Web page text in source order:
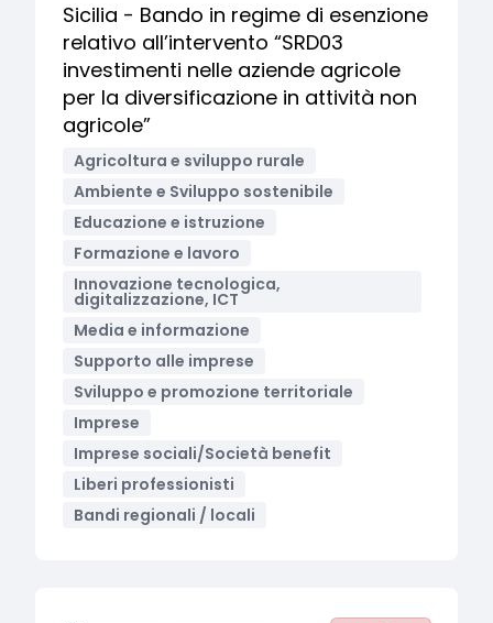
Sicilia - Bando in regime di esenzione
relativo all’intervento “SRD03
investimenti nelle aziende agricole
per la diversificazione in attività non
agricole”
Agricoltura e sviluppo rurale
Ambiente e Sviluppo sostenibile
Educazione e istruzione
Formazione e lavoro
Innovazione tecnologica,
digitalizzazione, ICT
Media e informazione
Supporto alle imprese
Sviluppo e promozione territoriale
Imprese
Imprese sociali/Società benefit
Liberi professionisti
Bandi regionali / locali